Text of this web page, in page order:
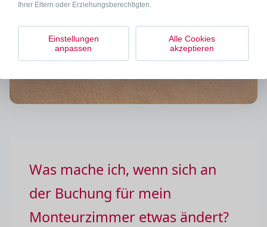
Was mache ich, wenn sich an
der Buchung für mein
Monteurzimmer etwas ändert?
Ihrer Eltern oder Erziehungsberechtigten.
Einstellungen
anpassen
Alle Cookies
akzeptieren